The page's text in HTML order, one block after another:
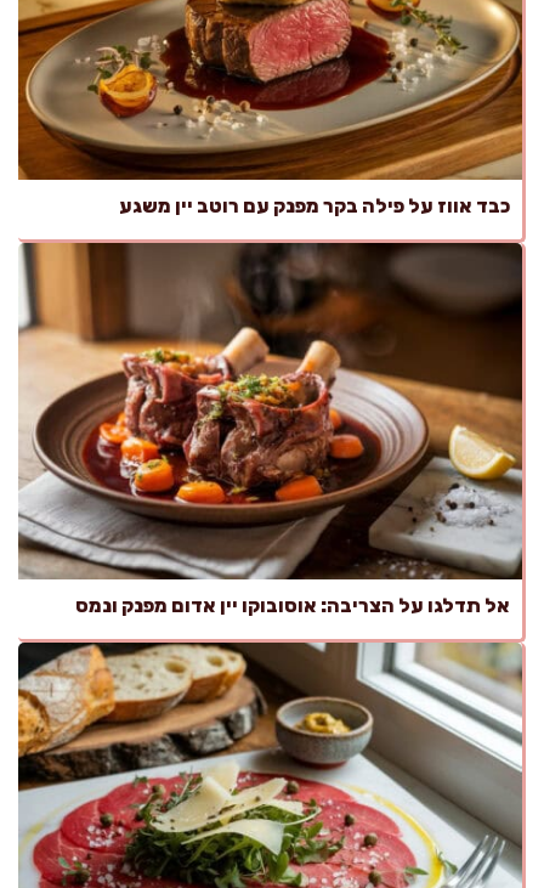
כבד אווז על פילה בקר מפנק עם רוטב יין משגע
אל תדלגו על הצריבה: אוסובוקו יין אדום מפנק ונמס